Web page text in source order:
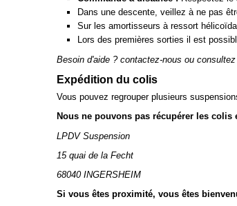
Dans une descente, veillez à ne pas
Sur les amortisseurs à ressort
Lors des premières sorties il est
Besoin d'aide ? contactez-nous ou
Expédition du colis
Vous pouvez regrouper plusieurs
Nous ne pouvons pas récupérer les
LPDV Suspension
15 quai de la Fecht
68040 INGERSHEIM
Si vous êtes proximité, vous êtes